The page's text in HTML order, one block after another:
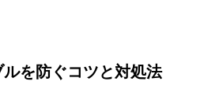
を防ぐコツと対処法